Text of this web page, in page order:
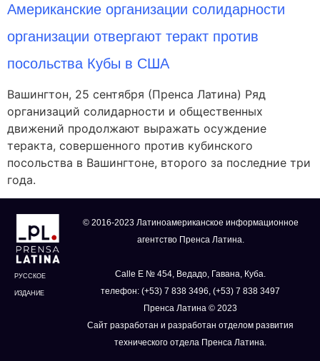
Американские организации солидарности
организации отвергают теракт против
посольства Кубы в США
Вашингтон, 25 сентября (Пренса Латина) Ряд
организаций солидарности и общественных
движений продолжают выражать осуждение
теракта, совершенного против кубинского
посольства в Вашингтоне, второго за последние три
года.
РУССКОЕ
ИЗДАНИЕ
© 2016-2023 Латиноамериканское информационное
агентство Пренса Латина.
Calle E № 454, Ведадо, Гавана, Куба.
телефон: (+53) 7 838 3496, (+53) 7 838 3497
Пренса Латина © 2023
Сайт разработан и разработан отделом развития
технического отдела Пренса Латина.